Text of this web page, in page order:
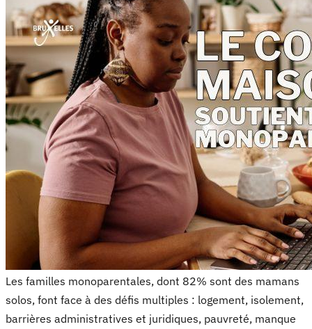
Les familles monoparentales, dont 82% sont des mamans
solos, font face à des défis multiples : logement, isolement,
barrières administratives et juridiques, pauvreté, manque